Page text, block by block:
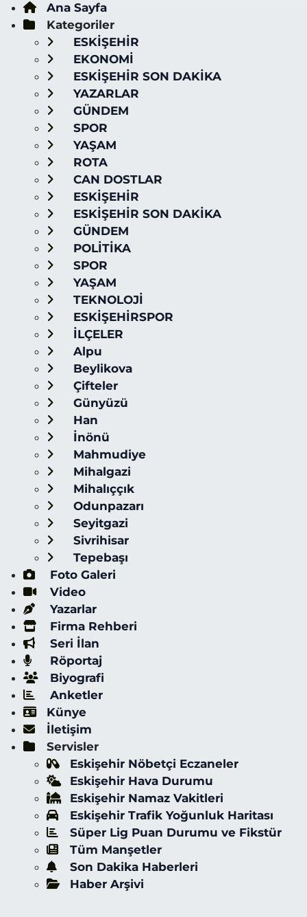
Ana Sayfa
Kategoriler
ESKİŞEHİR
EKONOMİ
ESKİŞEHİR SON DAKİKA
YAZARLAR
GÜNDEM
SPOR
YAŞAM
ROTA
CAN DOSTLAR
ESKİŞEHİR
ESKİŞEHİR SON DAKİKA
GÜNDEM
POLİTİKA
SPOR
YAŞAM
TEKNOLOJİ
ESKİŞEHİRSPOR
İLÇELER
Alpu
Beylikova
Çifteler
Günyüzü
Han
İnönü
Mahmudiye
Mihalgazi
Mihalıççık
Odunpazarı
Seyitgazi
Sivrihisar
Tepebaşı
Foto Galeri
Video
Yazarlar
Firma Rehberi
Seri İlan
Röportaj
Biyografi
Anketler
Künye
İletişim
Servisler
Eskişehir Nöbetçi Eczaneler
Eskişehir Hava Durumu
Eskişehir Namaz Vakitleri
Eskişehir Trafik Yoğunluk Haritası
Süper Lig Puan Durumu ve Fikstür
Tüm Manşetler
Son Dakika Haberleri
Haber Arşivi